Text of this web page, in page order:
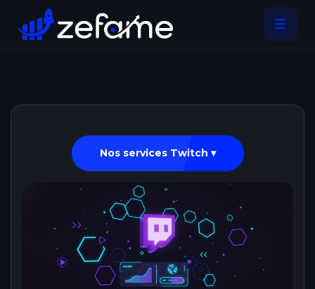
Nos services Twitch ▾